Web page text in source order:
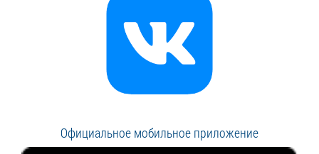
Официальное мобильное приложение